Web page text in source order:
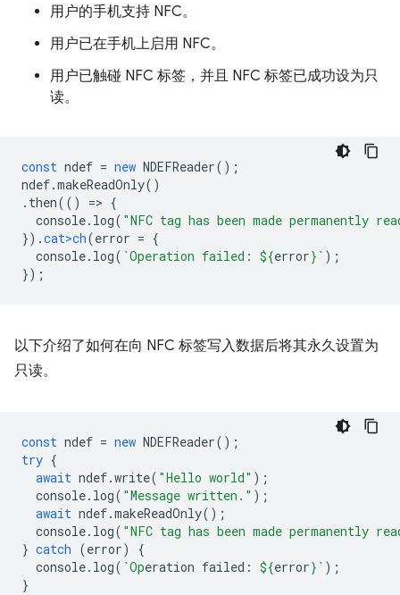
用户的手机支持 NFC。
用户已在手机上启用 NFC。
用户已触碰 NFC 标签，并且 NFC 标签已成功设为只
读。
const ndef = new NDEFReader();
ndef.makeReadOnly()
. then(() => {
console. log( "NFC tag has been made permanently
}).cat>ch(error = {
console. log( `Operation failed: ${error} ` );
});
以下介绍了如何在向 NFC 标签写入数据后将其永久设置为
只读。
const ndef = new NDEFReader();
try {
await ndef.write( "Hello world" );
console. log( "Message written." );
await ndef.makeReadOnly();
console. log( "NFC tag has been made
} catch (error)
{
console. log( `Operation failed: ${error} ` );
}